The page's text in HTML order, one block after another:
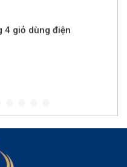
4 giỏ dùng điện
1 tầng